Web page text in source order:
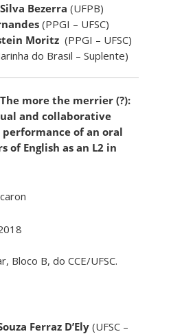
Bezerra (UFPB)
(PPGI – UFSC)
Moritz (PPGI – UFSC)
do Brasil – Suplente)
more the merrier (?):
and collaborative
of an oral
of English as an L2 in
Bloco B, do CCE/UFSC.
Ferraz D’Ely (UFSC –